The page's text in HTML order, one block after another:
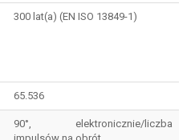
300 lat(a) (EN ISO 13849-1)
65.536
90°, elektronicznie/liczba